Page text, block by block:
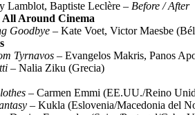
Lamblot, Baptiste Leclère – Before / After
All Around Cinema
Goodbye – Kate Voet, Victor Maesbe
Tyrnavos – Evangelos Makris, Panos
– Nalia Ziku (Grecia)
– Carmen Emmi (EE.UU./Reino
– Kukla (Eslovenia/Macedonia del